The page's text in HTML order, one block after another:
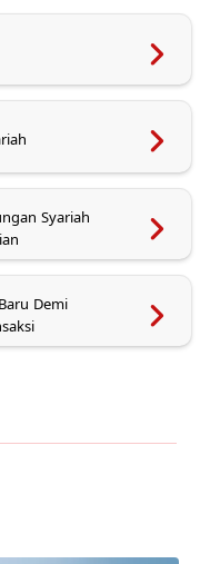
Syariah
Demi